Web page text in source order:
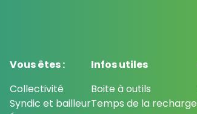
Vous êtes :
Collectivité
Syndic et bailleur
Infos utiles
Boite à outils
Temps de la recharge